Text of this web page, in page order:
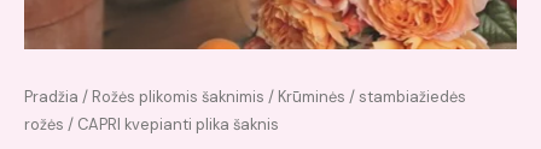
Pradžia / Rožės plikomis šaknimis / Krūminės / stambiažiedės
rožės / CAPRI kvepianti plika šaknis